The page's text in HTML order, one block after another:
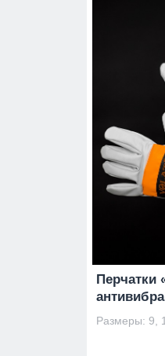
Перчатки
Размеры: 9,